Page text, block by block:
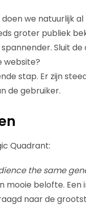
we natuurlijk al
groter publiek
Sluit
website?
stap. Er zijn
de gebruiker.
Quadrant:
the same
mooie belofte.
naar de